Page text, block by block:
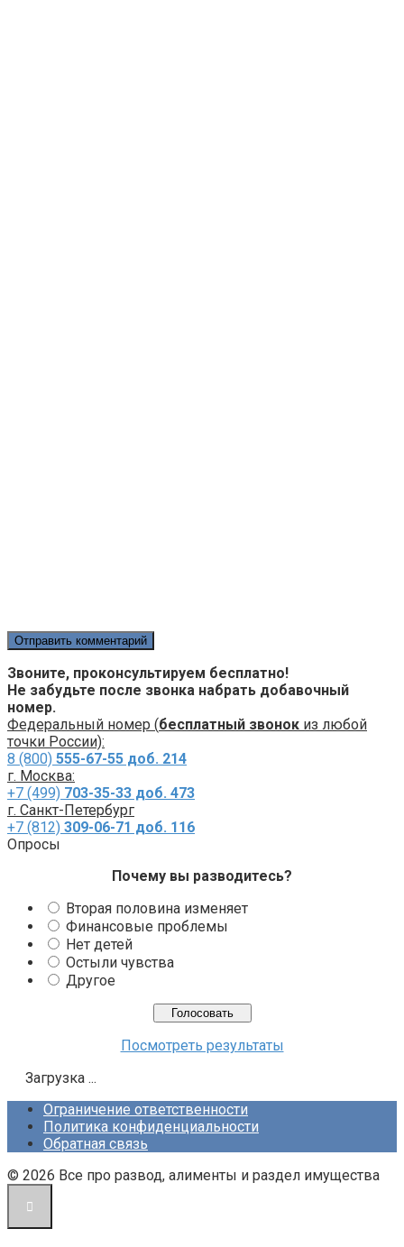
Звоните, проконсультируем бесплатно!
Не забудьте после звонка набрать добавочный
номер.
Федеральный номер (бесплатный звонок из любой
точки России):
8 (800) 555-67-55 доб. 214
г. Москва:
+7 (499) 703-35-33 доб. 473
г. Санкт-Петербург
+7 (812) 309-06-71 доб. 116
Опросы
Почему вы разводитесь?
Вторая половина изменяет
Финансовые проблемы
Нет детей
Остыли чувства
Другое
Посмотреть результаты
Загрузка ...
Ограничение ответственности
Политика конфиденциальности
Обратная связь
© 2026 Все про развод, алименты и раздел имущества